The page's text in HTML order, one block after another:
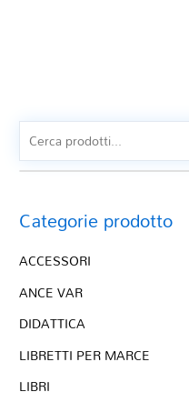
Categorie prodotto
ACCESSORI
ANCE VAR
DIDATTICA
LIBRETTI PER MARCE
LIBRI